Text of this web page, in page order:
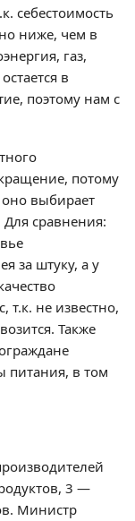
себестоимость
ниже, чем в
газ,
в
поэтому нам с
потому
выбирает
сравнения:
за штуку, а у
т.к. не известно,
Также
питания, в том
3 —
Министр